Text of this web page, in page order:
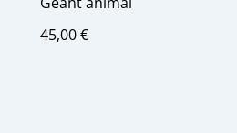
45,00 €